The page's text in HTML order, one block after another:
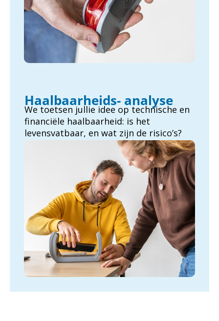
Haalbaarheids- analyse
We toetsen jullie idee op technische en
financiële haalbaarheid: is het
levensvatbaar, en wat zijn de risico’s?